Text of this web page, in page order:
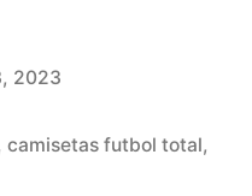
2023
camisetas futbol total,